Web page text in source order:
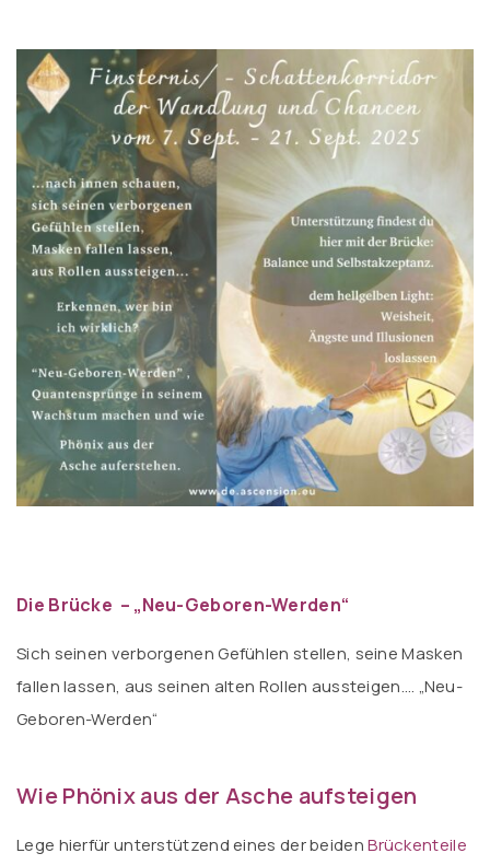
Die Brücke – „Neu-Geboren-Werden“
Sich seinen verborgenen Gefühlen stellen, seine Masken
fallen lassen, aus seinen alten Rollen aussteigen…. „Neu-
Geboren-Werden“
Wie Phönix aus der Asche aufsteigen
Lege hierfür unterstützend eines der beidenBrückenteile